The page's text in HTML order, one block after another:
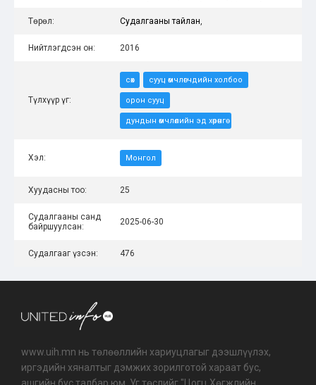
Төрөл: Судалгааны тайлан
Нийтлэгдсэн он: 2016
Түлхүүр үг:
сөх сууц өмчлөгчдийн холбоо
орон сууц
дундын өмчлөлийн эд хөрөнгө
Хэл: Монгол
Хуудасны тоо: 25
Судалгааны санд
байршуулсан:
2025-06-30
Судалгааг үзсэн: 476
www.uih.mn нь төлөөллийн хариуцлагыг дээшлүүлэх,
иргэдийн хяналтыг дэмжих зорилготой хараат бус,
ашгийн бус талбар юм. Уг төслийг "Цогц Хөгжлийн